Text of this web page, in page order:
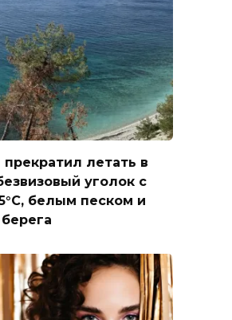
летать в
уголок с
белым песком и